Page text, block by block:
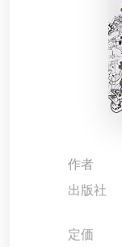
作者
出版社
定価